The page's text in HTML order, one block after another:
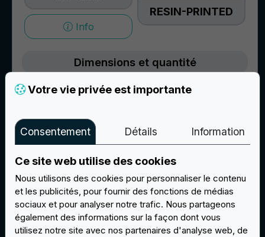
Info
RESIN-PRINTED
Dimensions et quantité
Dimensions
Calculer
Votre vie privée est importante
Consentement Détails Information
Ce site web utilise des cookies
Nous utilisons des cookies pour personnaliser le contenu
et les publicités, pour fournir des fonctions de médias
sociaux et pour analyser notre trafic. Nous partageons
également des informations sur la façon dont vous
utilisez notre site avec nos partenaires d'analyse web, de